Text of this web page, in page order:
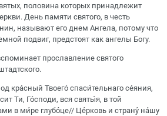
половина которых принадлежит
День памяти святого, в честь
называют его днем Ангела, потому что
подвиг, предстоят как ангелы Богу.
прославление святого
кра́сный Твоего́ спаси́тельнаго се́яния,
Ти, Го́споди, вся святы́я, в той
в ми́ре глубо́це// Це́рковь и страну́ на́шу